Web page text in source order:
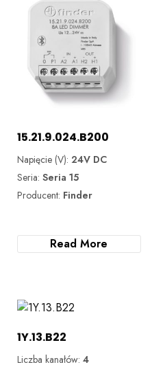
15.21.9.024.B200
Napięcie (V): 24V DC
Seria: Seria 15
Producent: Finder
Read More
1Y.13.B22
Liczba kanałów: 4